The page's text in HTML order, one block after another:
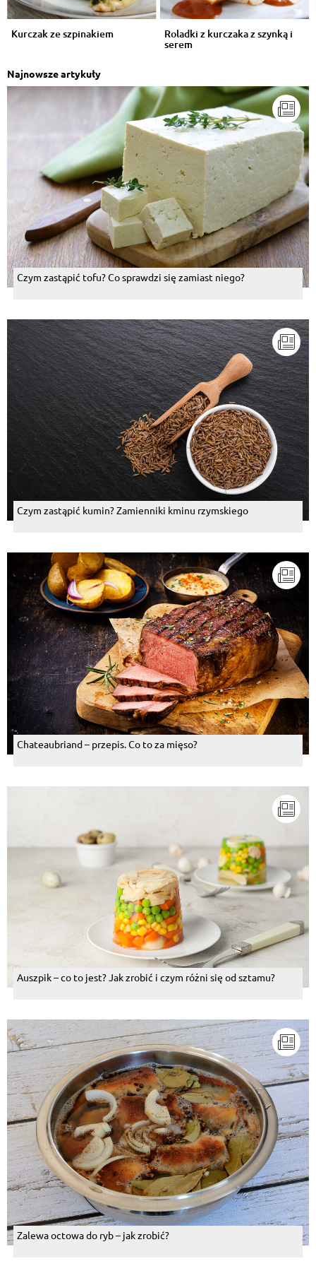
Rafał Wylociński, 10.08.2014
Jest glutaminian, musi smakować!
Alina Kaczewiak, 08.08.2014
Pychotka - Kiedyś jadałam od czasu do czasu, dziś
wspominam smak jej>>>
Odpowiedz
Anna Ściubeł, 06.08.2014
Uwielbiam :)
Odpowiedz
Grażyna Wasłowska-Szmoń, 06.08.2014
Ale pyszności mniam,mniam
Odpowiedz
ja ze słodyczy lubię;śledzie w oleju z cebulką i
golonka.
Odpowiedz
Romuald Czechowski, 05.08.2014
'Takie zwierzęta możecie jeść spośród wszelkich
zwierząt, jakie są na ziemi, lecz spośród
przeżuwających pokarm i mających rozdzielone
kopyto jeść nie będziecie:wieprza, ponieważ ma
rozdzielone kopyto i rozszczepioną racicę, lecz nie
przeżuwa połkniętego pokarmu, ten jest dla was
nieczysty; mięsa ich jeść nie będziecie ani nie
będziecie się dotykać ich padliny, są one dla was
nieczyste!'
Jutro też zrobię na obiad:-) taaaaakie duże
Odpowiedz
Bozena Sowa, 05.08.2014
Ja uwielbiam
Odpowiedz
Bozena Sowa, 05.08.2014
Smacznego!
Odpowiedz
Czesława Godlewska , 05.08.2014
Sierpień jest miesiącem trzeźwości! !
Odpowiedz
Bożena Szabłowska, 05.08.2014
pyszne bardzo...)
Aleksandra Dachowska, 05.08.2014
Nie lubię
Jolanta Gładysz, 05.08.2014
pyszna,aż chciałoby się zjeść
Odpowiedz
Miroslawa Wojciechowska Brzoskieniewicz , 05.08.
2014
Najsmaczniejsza golonke jaka jadlam to w Wiedniu
w knajpce przy Belwederze, a piwo do tego wszelakie
na miejscu produkowane w kilku gatunkach,a czesc
kadzi jest
Odpowiedz
Aneta Bortiatynska, 05.08.2014
Mega jiji
Kurczak ze szpinakiem Roladki z kurczaka z szynką i
serem
Najnowsze artykuły
Czym zastąpić tofu? Co sprawdzi się zamiast niego?
Czym zastąpić kumin? Zamienniki kminu rzymskiego
Chateaubriand – przepis. Co to za mięso?
Auszpik – co to jest? Jak zrobić i czym różni się od sztamu?
Zalewa octowa do ryb – jak zrobić?